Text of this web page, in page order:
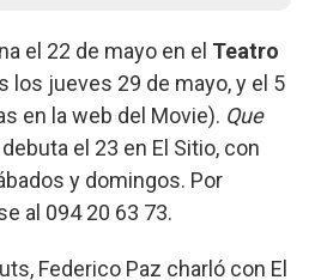
el 22 de mayo en el Teatro
los jueves 29 de mayo, y el 5
en la web del Movie). Que
el 23 en El Sitio, con
y domingos. Por
al 094 20 63 73.
Federico Paz charló con El